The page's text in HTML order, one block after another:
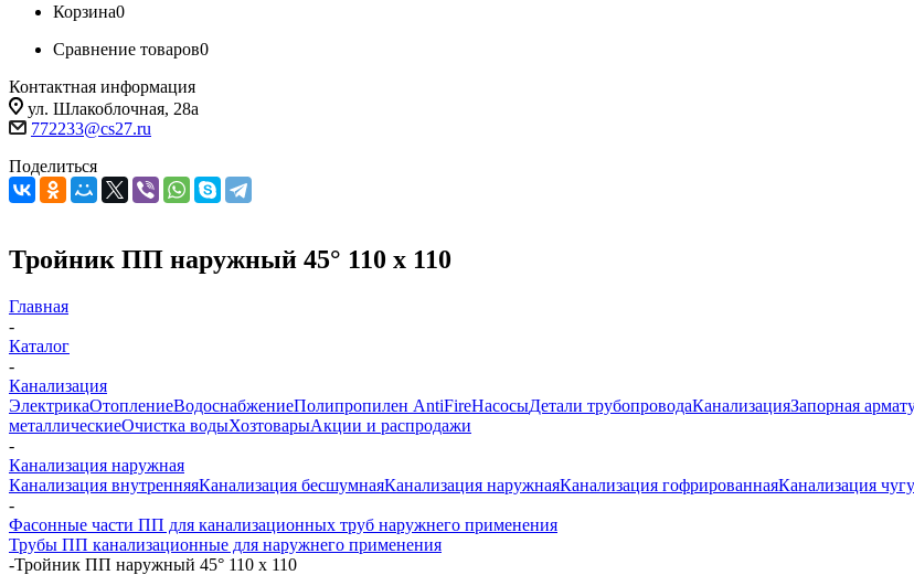
Корзина0
Сравнение товаров0
Контактная информация
ул. Шлакоблочная, 28а
772233@cs27.ru
Поделиться
Тройник ПП наружный 45° 110 х 110
Главная
-
Каталог
-
Канализация
ЭлектрикаОтоплениеВодоснабжениеПолипропилен AntiFireНасосыДетали трубопроводаКанализацияЗапорная
металлическиеОчистка водыХозтоварыАкции и распродажи
-
Канализация наружная
Канализация внутренняяКанализация бесшумнаяКанализация наружнаяКанализация гофрированнаяКанализация
-
Фасонные части ПП для канализационных труб наружнего применения
Трубы ПП канализационные для наружнего применения
-Тройник ПП наружный 45° 110 х 110